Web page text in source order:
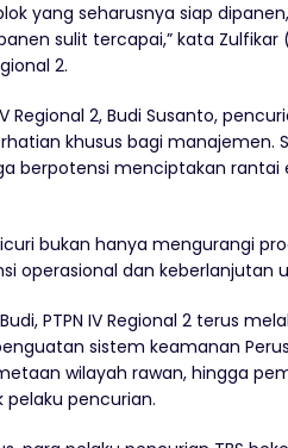
yang seharusnya siap
sulit tercapai,” kata
2.
Regional 2, Budi Susanto,
khusus bagi manajemen.
berpotensi menciptakan
bukan hanya mengurangi
operasional dan keberlanjutan
PTPN IV Regional 2 terus
sistem keamanan
wilayah rawan, hingga
pencurian.